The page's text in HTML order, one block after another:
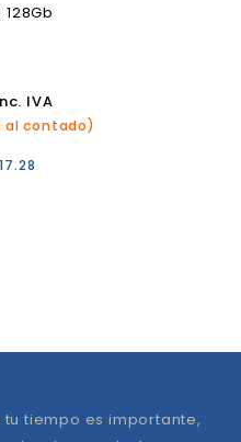
IVA
al contado)
17.28
tu tiempo es importante,